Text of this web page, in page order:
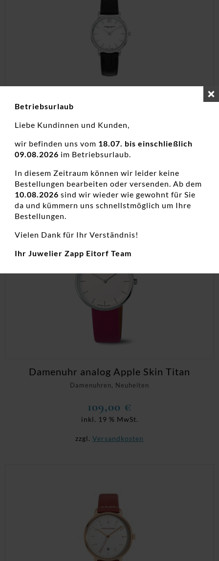
Damenuhr analog Edelstahl
199,00€
zzgl.Versandkosten
Damenuhren, Neuheiten
Damenuhr analog Apple Skin Titan
109,00 €
inkl. 19 % MwSt.
zzgl. Versandkosten
Betriebsurlaub
Liebe Kundinnen und Kunden,
wir befinden uns vom 18.07. bis einschließlich
09.08.2026 im Betriebsurlaub.
In diesem Zeitraum können wir leider keine
Bestellungen bearbeiten oder versenden. Ab dem
10.08.2026 sind wir wieder wie gewohnt für Sie
da und kümmern uns schnellstmöglich um Ihre
Bestellungen.
Vielen Dank für Ihr Verständnis!
Ihr Juwelier Zapp Eitorf Team